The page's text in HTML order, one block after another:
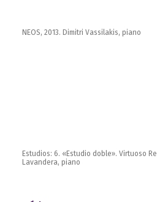
NEOS, 2013. Dimitri Vassilakis, piano
Estudios: 6. «Estudio doble». Virtuoso
Lavandera, piano